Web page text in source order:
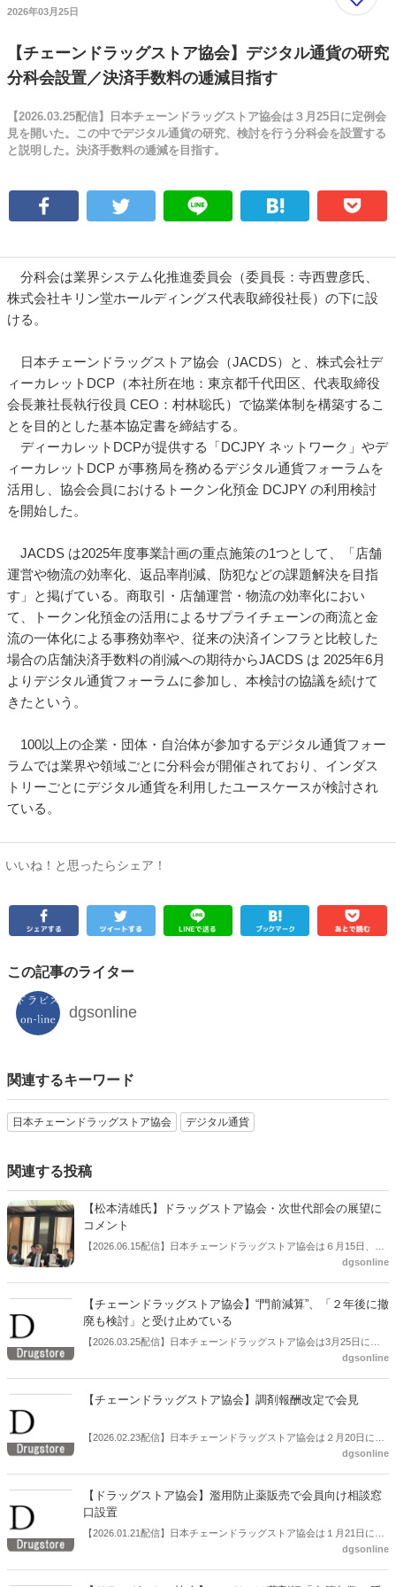
2026年03月25日
【チェーンドラッグストア協会】デジタル通貨の研究
分科会設置／決済手数料の逓減目指す
【2026.03.25配信】日本チェーンドラッグストア協会は３月25日に定例会
見を開いた。この中でデジタル通貨の研究、検討を行う分科会を設置する
と説明した。決済手数料の逓減を目指す。
分科会は業界システム化推進委員会（委員長：寺西豊彦氏、
株式会社キリン堂ホールディングス代表取締役社長）の下に設
ける。
日本チェーンドラッグストア協会（JACDS）と、株式会社デ
ィーカレットDCP（本社所在地：東京都千代田区、代表取締役
会長兼社長執行役員 CEO：村林聡氏）で協業体制を構築するこ
とを目的とした基本協定書を締結する。
ディーカレットDCPが提供する「DCJPY ネットワーク」やデ
ィーカレットDCP が事務局を務めるデジタル通貨フォーラムを
活用し、協会会員におけるトークン化預金 DCJPY の利用検討
を開始した。
JACDS は2025年度事業計画の重点施策の1つとして、「店舗
運営や物流の効率化、返品率削減、防犯などの課題解決を目指
す」と掲げている。商取引・店舗運営・物流の効率化におい
て、トークン化預金の活用によるサプライチェーンの商流と金
流の一体化による事務効率や、従来の決済インフラと比較した
場合の店舗決済手数料の削減への期待からJACDS は 2025年6月
よりデジタル通貨フォーラムに参加し、本検討の協議を続けて
きたという。
100以上の企業・団体・自治体が参加するデジタル通貨フォー
ラムでは業界や領域ごとに分科会が開催されており、インダス
トリーごとにデジタル通貨を利用したユースケースが検討され
ている。
いいね！と思ったらシェア！
この記事のライター
dgsonline
関連するキーワード
日本チェーンドラッグストア協会 デジタル通貨
関連する投稿
【松本清雄氏】ドラッグストア協会・次世代部会の展望に
コメント
【2026.06.15配信】日本チェーンドラッグストア協会は６月15日、総
会後の会見を開いた。この中で松本清雄氏（マツキヨココカラ＆カン
dgsonline
【チェーンドラッグストア協会】“門前減算”、「２年後に撤
廃も検討」と受け止めている
【2026.03.25配信】日本チェーンドラッグストア協会は3月25日に定
例会見を開いた。この中で副会長の横山英昭氏（コスモス薬品代表取
捗についてコメントした。
dgsonline
【チェーンドラッグストア協会】調剤報酬改定で会見
【2026.02.23配信】日本チェーンドラッグストア協会は２月20日に会
見を開き、「令和８年度調剤報酬改定に対する見解」を公表、説明し
dgsonline
【ドラッグストア協会】濫用防止薬販売で会員向け相談窓
口設置
【2026.01.21配信】日本チェーンドラッグストア協会は１月21日に定
dgsonline